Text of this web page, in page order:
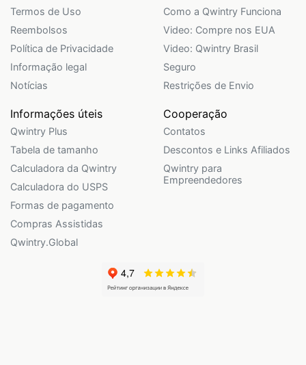
Termos de Uso
Reembolsos
Política de Privacidade
Informação legal
Notícias
Como a Qwintry Funciona
Video: Compre nos EUA
Video: Qwintry Brasil
Seguro
Restrições de Envio
Informações úteis
Qwintry Plus
Tabela de tamanho
Calculadora da Qwintry
Calculadora do USPS
Formas de pagamento
Compras Assistidas
Qwintry.Global
Cooperação
Contatos
Descontos e Links Afiliados
Qwintry para
Empreendedores